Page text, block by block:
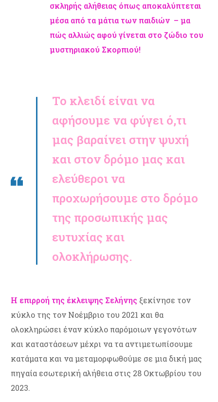
σκληρής αλήθειας όπως αποκαλύπτεται
μέσα από τα μάτια των παιδιών – μα
πώς αλλιώς αφού γίνεται στο ζώδιο του
μυστηριακού Σκορπιού!
Το κλειδί είναι να
αφήσουμε να φύγει ό,τι
μας βαραίνει στην ψυχή
και στον δρόμο μας και
ελεύθεροι να
προχωρήσουμε στο δρόμο
της προσωπικής μας
ευτυχίας και
ολοκλήρωσης.
Η επιρροή της έκλειψης Σελήνης ξεκίνησε τον
κύκλο της τον Νοέμβριο του 2021 και θα
ολοκληρώσει έναν κύκλο παρόμοιων γεγονότων
και καταστάσεων μέχρι να τα αντιμετωπίσουμε
κατάματα και να μεταμορφωθούμε σε μια δική μας
πηγαία εσωτερική αλήθεια στις 28 Οκτωβρίου του
2023.